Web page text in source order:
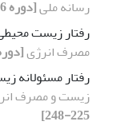
رسانه ملی[دوره 6، شماره 19، 1389، صفحه 185-217]
رفتار زیست
مصرف انرژی[دوره 6، شماره 20، 1389،
رفتار مسئولانه
زیست و مصرف
225-248]